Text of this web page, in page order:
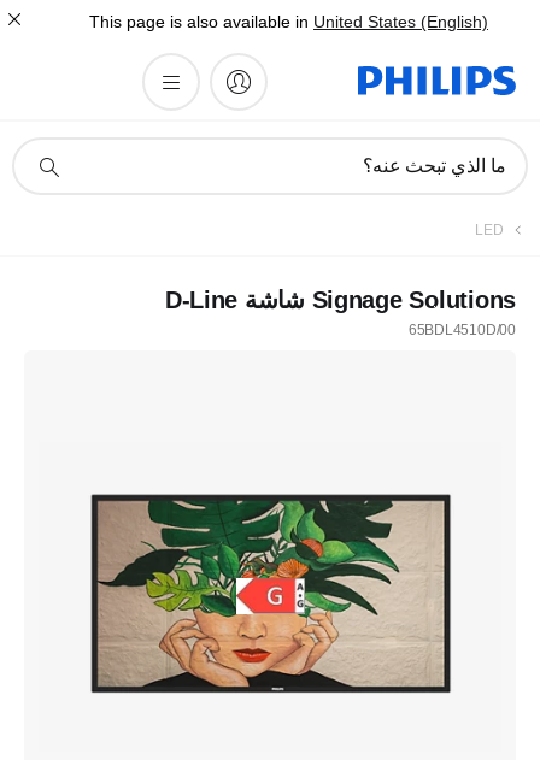
This page is also available in United States (English)
دعم
ما الذي تبحث عنه؟
LED
Signage Solutions شاشة D-Line
65BDL4510D/00